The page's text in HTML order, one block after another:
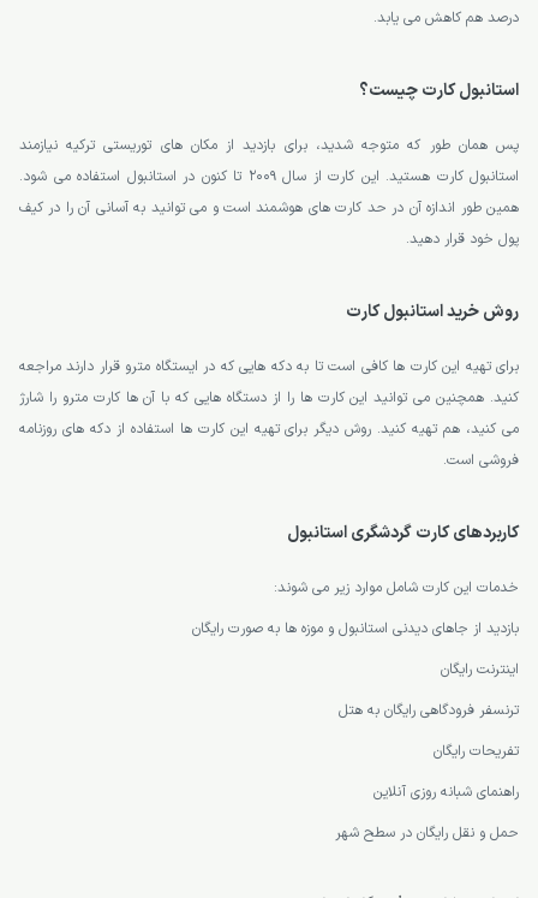
درصد هم کاهش می یابد.
استانبول کارت چیست؟
پس همان طور که متوجه شدید، برای بازدید از مکان های توریستی ترکیه نیازمند
استانبول کارت هستید. این کارت از سال 2009 تا کنون در استانبول استفاده می شود.
همین طور اندازه آن در حد کارت های هوشمند است و می توانید به آسانی آن را در کیف
پول خود قرار دهید.
روش خرید استانبول کارت
برای تهیه این کارت ها کافی است تا به دکه هایی که در ایستگاه مترو قرار دارند مراجعه
کنید. همچنین می توانید این کارت ها را از دستگاه هایی که با آن ها کارت مترو را شارژ
می کنید، هم تهیه کنید. روش دیگر برای تهیه این کارت ها استفاده از دکه های روزنامه
فروشی است.
کاربردهای کارت گردشگری استانبول
خدمات این کارت شامل موارد زیر می شوند:
بازدید از جاهای دیدنی استانبول و موزه ها به صورت رایگان
اینترنت رایگان
ترنسفر فرودگاهی رایگان به هتل
تفریحات رایگان
راهنمای شبانه روزی آنلاین
حمل و نقل رایگان در سطح شهر